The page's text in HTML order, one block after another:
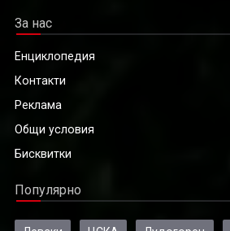
За нас
Енциклопедия
Контакти
Реклама
Общи условия
Бисквитки
Популярно